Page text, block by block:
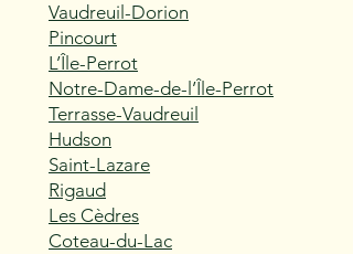
Vaudreuil-Dorion
Pincourt
L’Île-Perrot
Notre-Dame-de-l’Île-Perrot
Terrasse-Vaudreuil
Hudson
Saint-Lazare
Rigaud
Les Cèdres
Coteau-du-Lac